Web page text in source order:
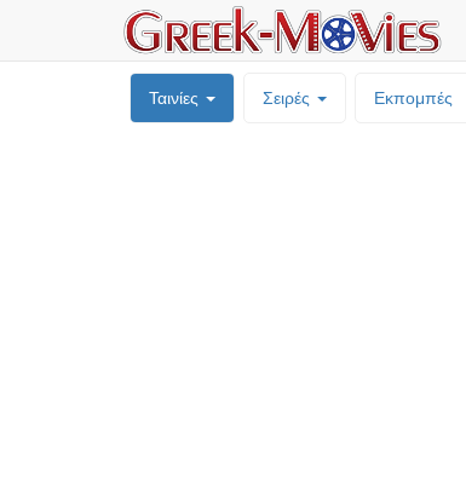
Ταινίες Σειρές Εκπομπές